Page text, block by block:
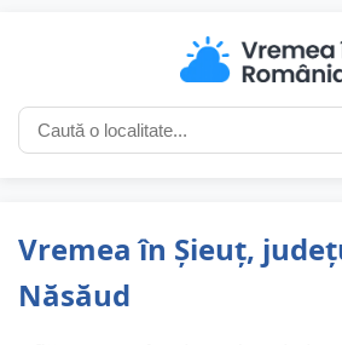
Vremea în Șieuț,
Năsăud